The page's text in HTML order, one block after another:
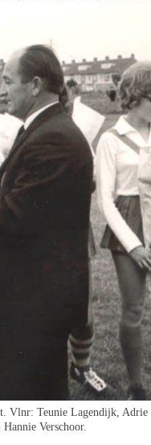
Vlnr: Teunie Lagendijk, Adrie
Verschoor.